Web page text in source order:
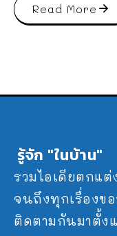
Read More
รู้จัก "ในบ้าน"
รวมไอเดียตกแ
จนถึงทุกเรื่องข
ติดตามกันมาตั้ง